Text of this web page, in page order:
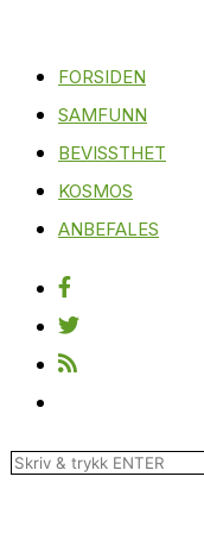
FORSIDEN
SAMFUNN
BEVISSTHET
KOSMOS
ANBEFALES